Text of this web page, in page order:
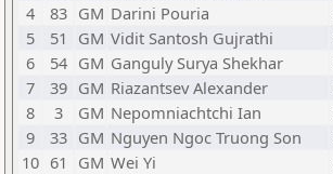
4
83 GM Darini Pouria
5
51 GM Vidit Santosh Gujrathi
6
54 GM Ganguly Surya Shekhar
7
39 GM Riazantsev Alexander
8
3 GM Nepomniachtchi Ian
9
33 GM Nguyen Ngoc Truong Son
10 61 GM Wei Yi